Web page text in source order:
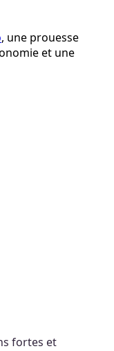
, une prouesse
et une
fortes et